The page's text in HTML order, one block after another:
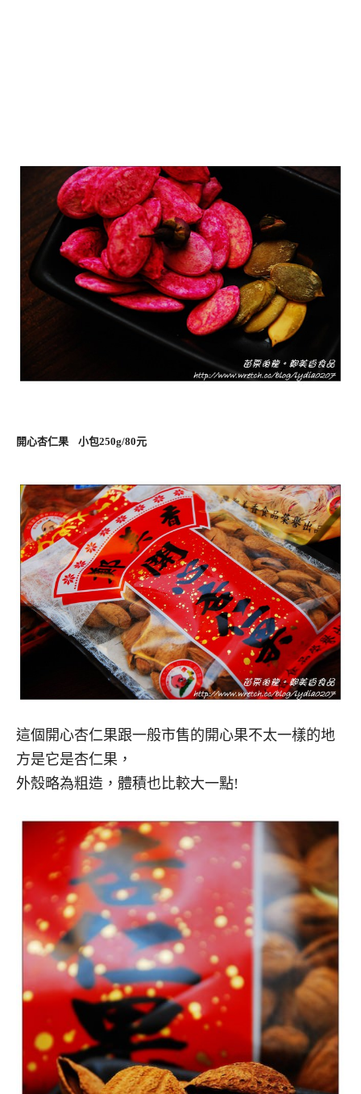
開心杏仁果 小包250g/80元
這個開心杏仁果跟一般市售的開心果不太一樣的地
方是它是杏仁果，
外殼略為粗造，體積也比較大一點!